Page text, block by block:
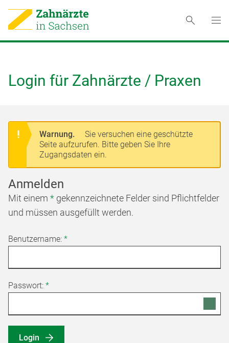
Login für Zahnärzte / Praxen
Warnung.
Sie versuchen eine geschützte
Seite aufzurufen. Bitte geben Sie Ihre
Zugangsdaten ein.
Anmelden
Mit einem * gekennzeichnete Felder sind Pflichtfelder
und müssen ausgefüllt werden.
Benutzername: *
Passwort: *
Login